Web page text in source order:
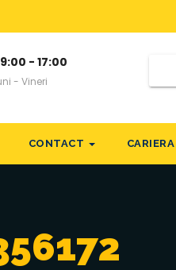
- 17:00
- Vineri
CONTACT CARIERA